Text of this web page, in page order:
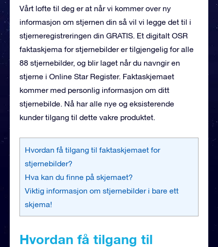
Vårt løfte til deg er at når vi kommer over ny
informasjon om stjernen din så vil vi legge det til i
stjerneregistreringen din GRATIS. Et digitalt OSR
faktaskjema for stjernebilder er tilgjengelig for alle
88 stjernebilder, og blir laget når du navngir en
stjerne i Online Star Register. Faktaskjemaet
kommer med personlig informasjon om ditt
stjernebilde. Nå har alle nye og eksisterende
kunder tilgang til dette vakre produktet.
Hvordan få tilgang til faktaskjemaet for
stjernebilder?
Hva kan du finne på skjemaet?
Viktig informasjon om stjernebilder i bare ett
skjema!
Hvordan få tilgang til